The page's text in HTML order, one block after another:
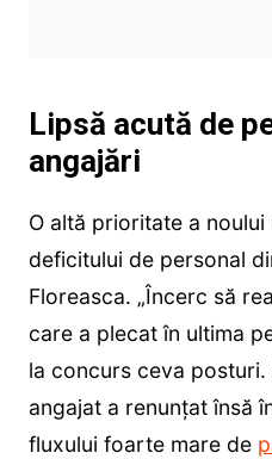
Lipsă acută de
angajări
O altă prioritate a
deficitului de personal
Floreasca. „Încerc să
care a plecat în ultima
la concurs ceva
angajat a renunțat însă
fluxului foarte mare de